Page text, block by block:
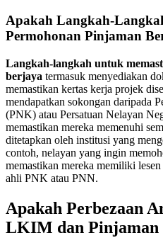
Apakah Langkah-
Permohonan Pinjaman
Langkah-langkah untuk
berjaya termasuk menyediakan
memastikan kertas kerja projek
mendapatkan sokongan daripada
(PNK) atau Persatuan Nelayan
memastikan mereka memenuhi
ditetapkan oleh institusi yang
contoh, nelayan yang ingin
memastikan mereka memiliki
ahli PNK atau PNN.
Apakah Perbezaan
LKIM dan Pinjaman